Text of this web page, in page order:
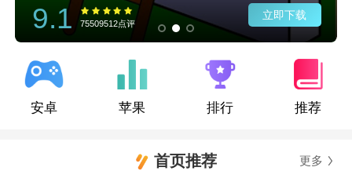
9.1 75509512点评
立即下载
安卓 苹果 排行 推荐
首页推荐 更多